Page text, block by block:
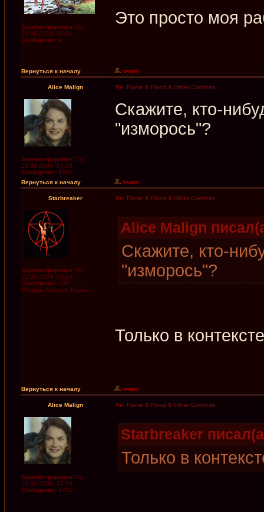
Зарегистрирован: Вс
03.06.2018, 01:04
Сообщения: 9
Это просто моя
Вернуться к началу
Alice Malign Re: Flame & Flood & Other Comforts
Зарегистрирован: Ср
20.09.2006, 07:38
Сообщения: 6781
Скажите, кто-
"изморось"?
Вернуться к началу
Starbreaker Re: Flame & Flood & Other Comforts
Зарегистрирован: Вс
12.09.2004, 00:24
Сообщения: 228
Откуда: Moscow, Russia
Alice Malign
Скажите, кто-
"изморось"?
Только в
Вернуться к началу
Alice Malign Re: Flame & Flood & Other Comforts
Зарегистрирован: Ср
20.09.2006, 07:38
Сообщения: 6781
Starbreaker
Только в